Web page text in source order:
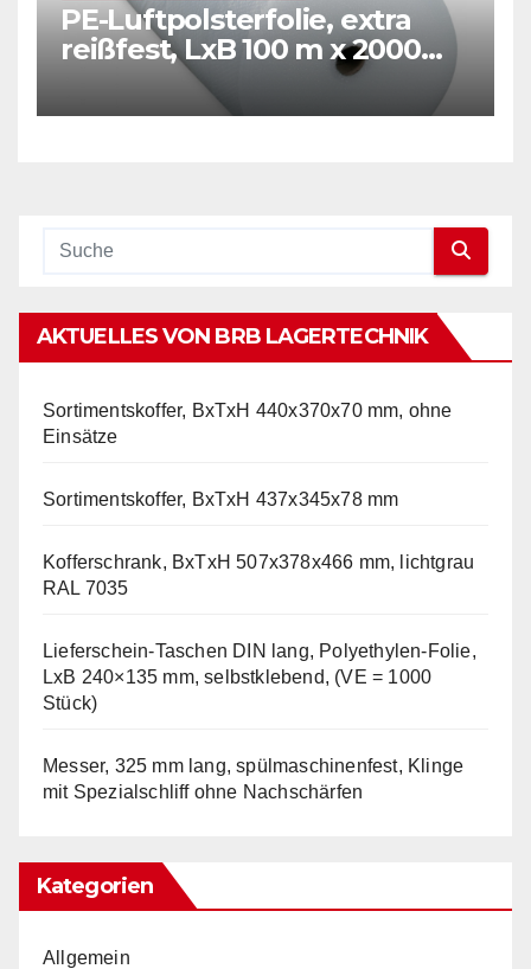
PE-Luftpolsterfolie, extra
reißfest, LxB 100 m x 2000
mm, Stärke 50 mµ, 2-Schicht-
Folie, transparent
AKTUELLES VON BRB LAGERTECHNIK
Sortimentskoffer, BxTxH 440x370x70 mm, ohne
Einsätze
Sortimentskoffer, BxTxH 437x345x78 mm
Kofferschrank, BxTxH 507x378x466 mm, lichtgrau
RAL 7035
Lieferschein-Taschen DIN lang, Polyethylen-Folie,
LxB 240×135 mm, selbstklebend, (VE = 1000
Stück)
Messer, 325 mm lang, spülmaschinenfest, Klinge
mit Spezialschliff ohne Nachschärfen
Kategorien
Allgemein